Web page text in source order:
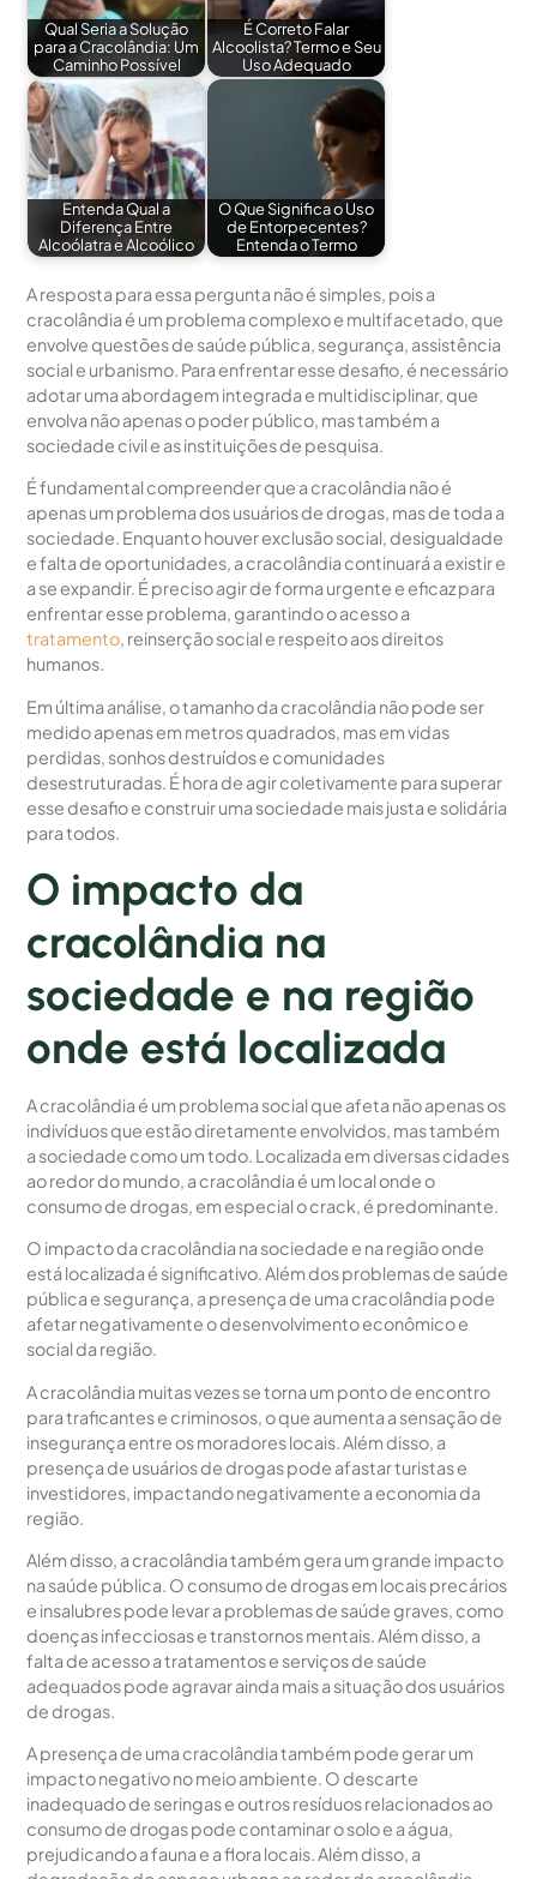
Qual Seria a Solução
para a Cracolândia: Um
Caminho Possível
É Correto Falar
Alcoolista? Termo e Seu
Uso Adequado
Entenda Qual a
Diferença Entre
Alcoólatra e Alcoólico
O Que Significa o Uso
de Entorpecentes?
Entenda o Termo
A resposta para essa pergunta não é simples, pois a
cracolândia é um problema complexo e multifacetado, que
envolve questões de saúde pública, segurança, assistência
social e urbanismo. Para enfrentar esse desafio, é necessário
adotar uma abordagem integrada e multidisciplinar, que
envolva não apenas o poder público, mas também a
sociedade civil e as instituições de pesquisa.
É fundamental compreender que a cracolândia não é
apenas um problema dos usuários de drogas, mas de toda a
sociedade. Enquanto houver exclusão social, desigualdade
e falta de oportunidades, a cracolândia continuará a existir e
a se expandir. É preciso agir de forma urgente e eficaz para
enfrentar esse problema, garantindo o acesso a
tratamento, reinserção social e respeito aos direitos
humanos.
Em última análise, o tamanho da cracolândia não pode ser
medido apenas em metros quadrados, mas em vidas
perdidas, sonhos destruídos e comunidades
desestruturadas. É hora de agir coletivamente para superar
esse desafio e construir uma sociedade mais justa e solidária
para todos.
O impacto da
cracolândia na
sociedade e na região
onde está localizada
A cracolândia é um problema social que afeta não apenas os
indivíduos que estão diretamente envolvidos, mas também
a sociedade como um todo. Localizada em diversas cidades
ao redor do mundo, a cracolândia é um local onde o
consumo de drogas, em especial o crack, é predominante.
O impacto da cracolândia na sociedade e na região onde
está localizada é significativo. Além dos problemas de saúde
pública e segurança, a presença de uma cracolândia pode
afetar negativamente o desenvolvimento econômico e
social da região.
A cracolândia muitas vezes se torna um ponto de encontro
para traficantes e criminosos, o que aumenta a sensação de
insegurança entre os moradores locais. Além disso, a
presença de usuários de drogas pode afastar turistas e
investidores, impactando negativamente a economia da
região.
Além disso, a cracolândia também gera um grande impacto
na saúde pública. O consumo de drogas em locais precários
e insalubres pode levar a problemas de saúde graves, como
doenças infecciosas e transtornos mentais. Além disso, a
falta de acesso a tratamentos e serviços de saúde
adequados pode agravar ainda mais a situação dos usuários
de drogas.
A presença de uma cracolândia também pode gerar um
impacto negativo no meio ambiente. O descarte
inadequado de seringas e outros resíduos relacionados ao
consumo de drogas pode contaminar o solo e a água,
prejudicando a fauna e a flora locais. Além disso, a